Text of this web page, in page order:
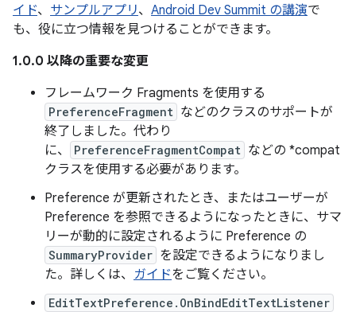
イド、 サンプルアプリ、 Android Dev Summit の講演で
も、役に立つ情報を見つけることができます。
1.0.0 以降の重要な変更
フレームワーク Fragments を使用する
PreferenceFragment などのクラスのサポートが
終了しました。代わり
に、
PreferenceFragmentCompat などの *compat
クラスを使用する必要があります。
Preference が更新されたとき、またはユーザーが
Preference を参照できるようになったときに、サマ
リーが動的に設定されるように Preference の
SummaryProvider を設定できるようになりまし
た。詳しくは、 ガイドをご覧ください。
EditTextPreference.OnBindEditTextListener